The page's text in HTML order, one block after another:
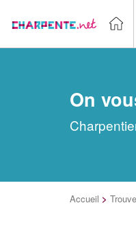
On
Accueil >